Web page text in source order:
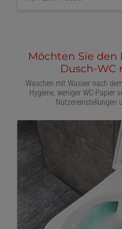
Möchten Sie den
Dusch-WC
Waschen mit Wasser nach
Hygiene, weniger WC-Papier
Nutzereinstellungen